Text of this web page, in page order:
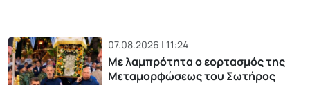
07.08.2026 | 11:24
Με λαμπρότητα ο εορτασμός της
Μεταμορφώσεως του Σωτήρος